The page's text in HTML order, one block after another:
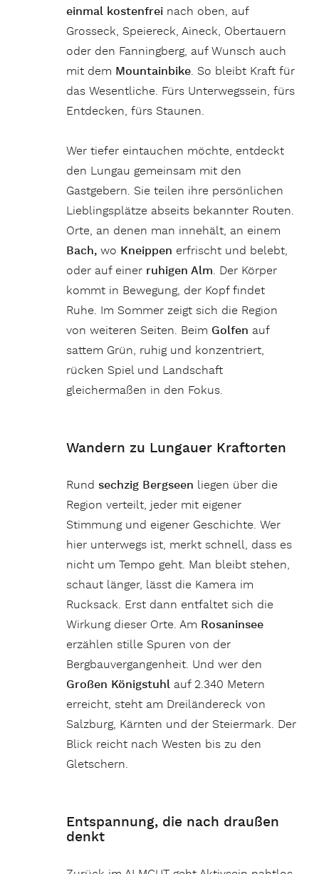
einmal kostenfrei nach oben, auf
Grosseck, Speiereck, Aineck, Obertauern
oder den Fanningberg, auf Wunsch auch
mit dem Mountainbike. So bleibt Kraft für
das Wesentliche. Fürs Unterwegssein, fürs
Entdecken, fürs Staunen.
Wer tiefer eintauchen möchte, entdeckt
den Lungau gemeinsam mit den
Gastgebern. Sie teilen ihre persönlichen
Lieblingsplätze abseits bekannter Routen.
Orte, an denen man innehält, an einem
Bach, wo Kneippen erfrischt und belebt,
oder auf einer ruhigen Alm. Der Körper
kommt in Bewegung, der Kopf findet
Ruhe. Im Sommer zeigt sich die Region
von weiteren Seiten. Beim Golfen auf
sattem Grün, ruhig und konzentriert,
rücken Spiel und Landschaft
gleichermaßen in den Fokus.
Wandern zu Lungauer Kraftorten
Rundsechzig Bergseen liegen über die
Region verteilt, jeder mit eigener
Stimmung und eigener Geschichte. Wer
hier unterwegs ist, merkt schnell, dass es
nicht um Tempo geht. Man bleibt stehen,
schaut länger, lässt die Kamera im
Rucksack. Erst dann entfaltet sich die
Wirkung dieser Orte. Am Rosaninsee
erzählen stille Spuren von der
Bergbauvergangenheit. Und wer den
Großen Königstuhl auf 2.340 Metern
erreicht, steht am Dreiländereck von
Salzburg, Kärnten und der Steiermark. Der
Blick reicht nach Westen bis zu den
Gletschern.
Entspannung, die nach draußen
denkt